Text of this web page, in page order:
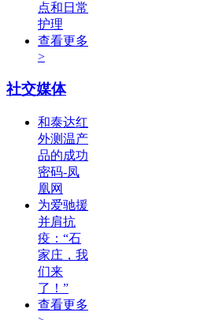
点和日常
护理
查看更多
>
社交媒体
和泰达红
外测温产
品的成功
密码-凤
凰网
为爱驰援
并肩抗
疫：“石
家庄，我
们来
了！”
查看更多